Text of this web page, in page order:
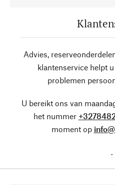
Advies,
klantenservice helpt
problemen
U bereikt ons van
het nummer
moment op
.